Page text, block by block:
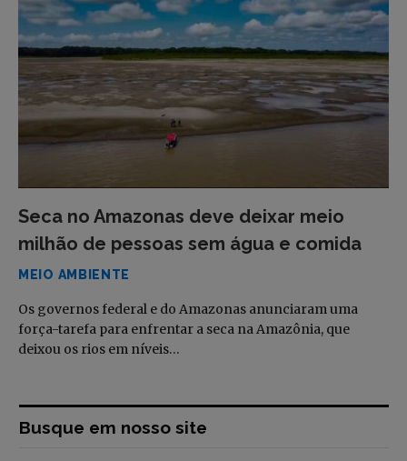
Seca no Amazonas deve deixar meio
milhão de pessoas sem água e comida
MEIO AMBIENTE
Os governos federal e do Amazonas anunciaram uma
força-tarefa para enfrentar a seca na Amazônia, que
deixou os rios em níveis…
Busque em nosso site